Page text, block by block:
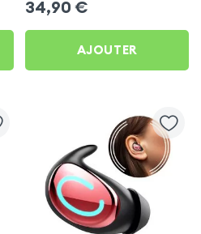
34,90 €
AJOUTER